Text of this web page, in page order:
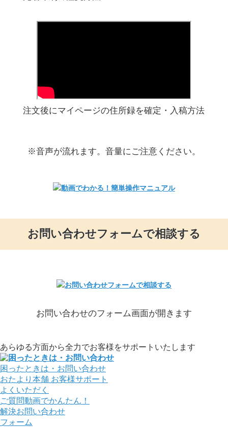
注文後にマイページの住所録を確定・入稿方法
※音声が流れます。音量にご注意ください。
お問い合わせフォームで相談する
お問い合わせのフォーム画面が開きます
あらゆる方面から全力でお客様をサポートいたします
困ったときは・お問い合わせ
おたより本舗 お客様サポート
よくいただく
ご質問動画でかんたん！
解決お問い合わせ
フォーム